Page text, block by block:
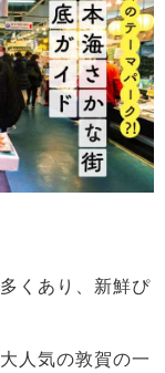
くあり、新鮮ぴ
人気の敦賀の一